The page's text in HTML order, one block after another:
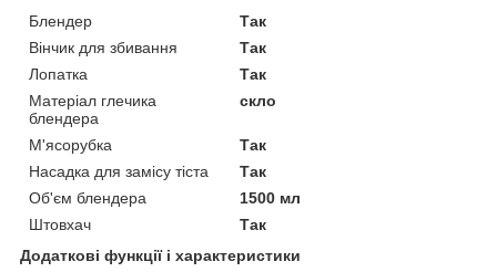
Блендер
Так
Вінчик для збивання
Так
Лопатка
Так
Матеріал глечика
блендера
скло
М'ясорубка
Так
Насадка для замісу тіста
Так
Об'єм блендера
1500 мл
Штовхач
Так
Додаткові функції і характеристики